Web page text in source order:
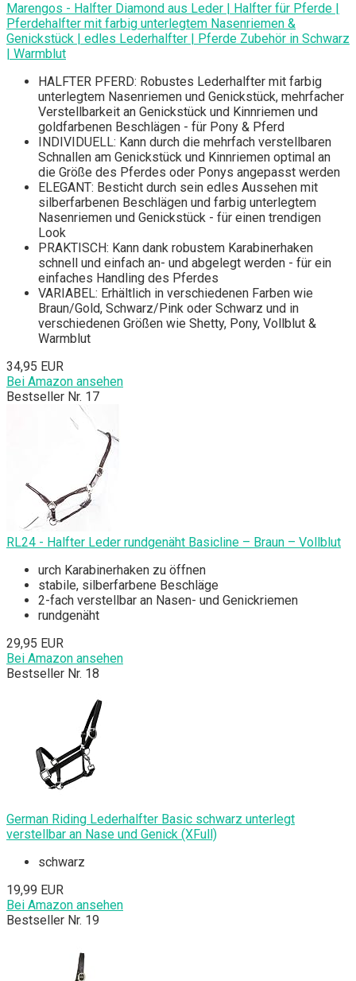
Marengos - Halfter Diamond aus Leder | Halfter für Pferde |
Pferdehalfter mit farbig unterlegtem Nasenriemen &
Genickstück | edles Lederhalfter | Pferde Zubehör in Schwarz
| Warmblut
HALFTER PFERD: Robustes Lederhalfter mit farbig
unterlegtem Nasenriemen und Genickstück, mehrfacher
Verstellbarkeit an Genickstück und Kinnriemen und
goldfarbenen Beschlägen - für Pony & Pferd
INDIVIDUELL: Kann durch die mehrfach verstellbaren
Schnallen am Genickstück und Kinnriemen optimal an
die Größe des Pferdes oder Ponys angepasst werden
ELEGANT: Besticht durch sein edles Aussehen mit
silberfarbenen Beschlägen und farbig unterlegtem
Nasenriemen und Genickstück - für einen trendigen
Look
PRAKTISCH: Kann dank robustem Karabinerhaken
schnell und einfach an- und abgelegt werden - für ein
einfaches Handling des Pferdes
VARIABEL: Erhältlich in verschiedenen Farben wie
Braun/Gold, Schwarz/Pink oder Schwarz und in
verschiedenen Größen wie Shetty, Pony, Vollblut &
Warmblut
34,95 EUR
Bei Amazon ansehen
Bestseller Nr. 17
RL24 - Halfter Leder rundgenäht Basicline – Braun – Vollblut
urch Karabinerhaken zu öffnen
stabile, silberfarbene Beschläge
2-fach verstellbar an Nasen- und Genickriemen
rundgenäht
29,95 EUR
Bei Amazon ansehen
Bestseller Nr. 18
German Riding Lederhalfter Basic schwarz unterlegt
verstellbar an Nase und Genick (XFull)
schwarz
19,99 EUR
Bei Amazon ansehen
Bestseller Nr. 19